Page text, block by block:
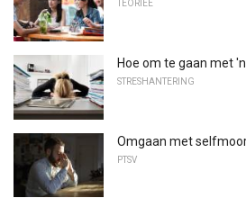
TEORIEË
Hoe om te gaan met
STRESHANTERING
Omgaan met
PTSV